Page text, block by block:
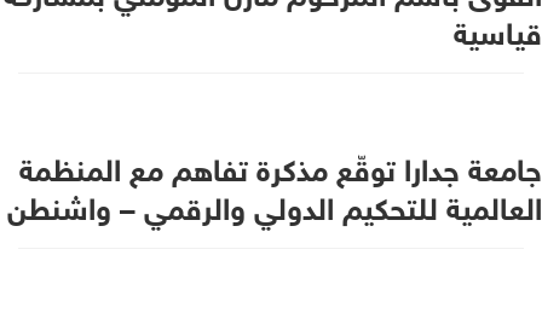
قياسية
جامعة جدارا توقّع مذكرة تفاهم مع المنظمة
العالمية للتحكيم الدولي والرقمي – واشنطن